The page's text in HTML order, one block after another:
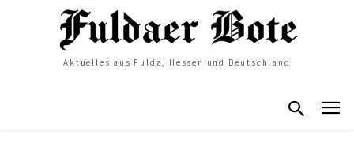
Aktuelles aus Fulda, Hessen und Deutschland